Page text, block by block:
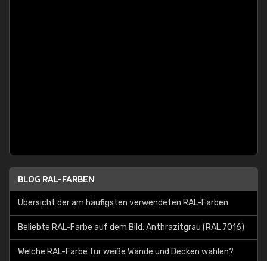
BLOG RAL-FARBEN
Übersicht der am häufigsten verwendeten RAL-Farben
Beliebte RAL-Farbe auf dem Bild: Anthrazitgrau (RAL 7016)
Welche RAL-Farbe für weiße Wände und Decken wählen?